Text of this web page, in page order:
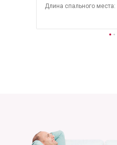
Длина спального места: